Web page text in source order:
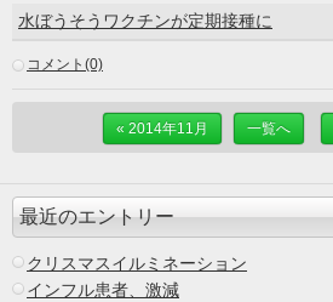
水ぼうそうワクチンが定期接種に
コメント(0)
« 2014年11月 一覧へ
最近のエントリー
クリスマスイルミネーション
インフル患者、激減